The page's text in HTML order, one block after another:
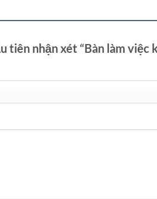
tiên nhận xét “Bàn làm